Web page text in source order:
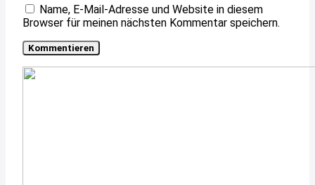
Name, E-Mail-Adresse und Website in diesem
Browser für meinen nächsten Kommentar speichern.